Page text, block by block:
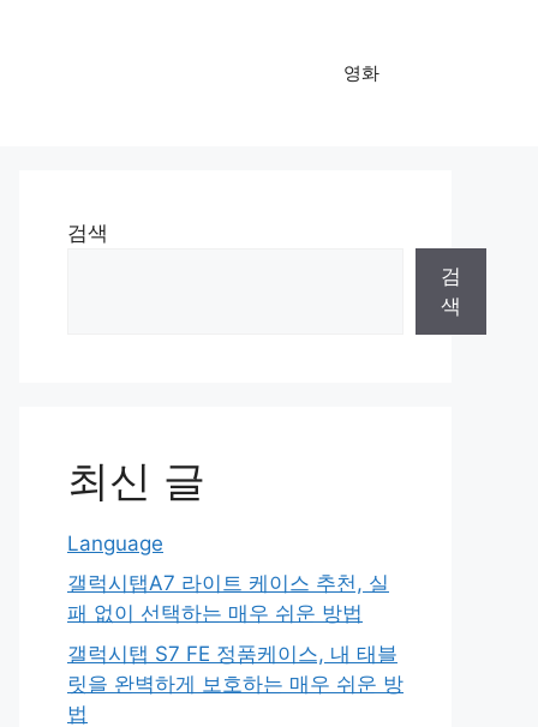
영화
검색
검
색
최신 글
Language
갤럭시탭A7 라이트 케이스 추천, 실
패 없이 선택하는 매우 쉬운 방법
갤럭시탭 S7 FE 정품케이스, 내 태블
릿을 완벽하게 보호하는 매우 쉬운 방
법